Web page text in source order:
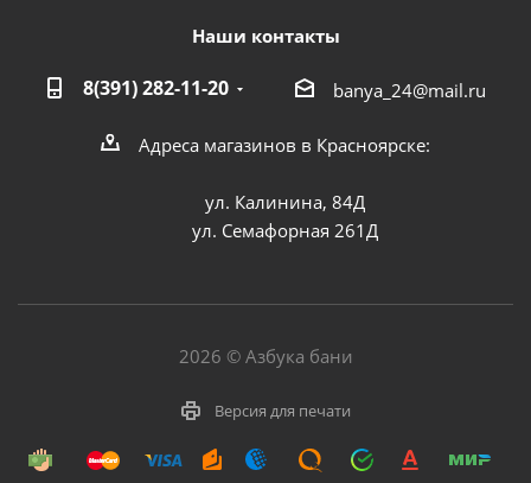
Наши контакты
8(391) 282-11-20 banya_24@mail.ru
Адреса магазинов в Красноярске:
ул. Калинина, 84Д
ул. Семафорная 261Д
2026 © Азбука бани
Версия для печати